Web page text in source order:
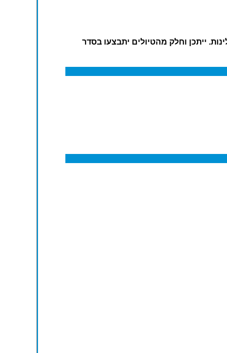
ייתכן וחלק מהטיולים יתבצעו בסדר